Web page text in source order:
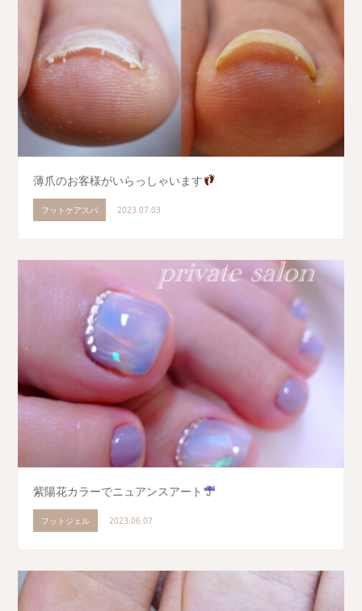
薄爪のお客様がいらっしゃいます
フットケアスパ 2023.07.03
紫陽花カラーでニュアンスアート
フットジェル 2023.06.07